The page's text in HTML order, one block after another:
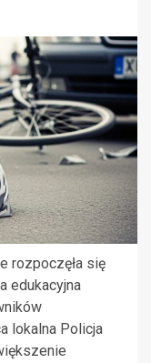
rozpoczęła się
edukacyjna
lokalna Policja